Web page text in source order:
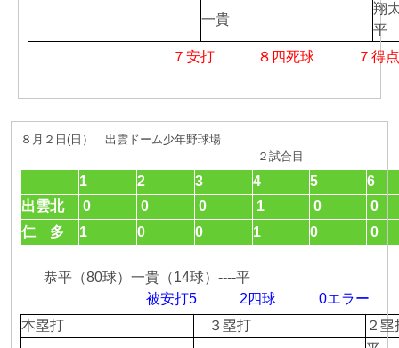
一貴
翔
平
７安打 ８四死球 ７得
８月２日(日） 出雲ドーム少年野球場
２試合目
1 2 3 4 5
6
出雲北
0 0 0 1 0
0
仁 多
1 0 0 1 0 0
恭平（80球）一貴（14球）----平
被安打5 2四球 0エラ
本塁打
３塁打
２